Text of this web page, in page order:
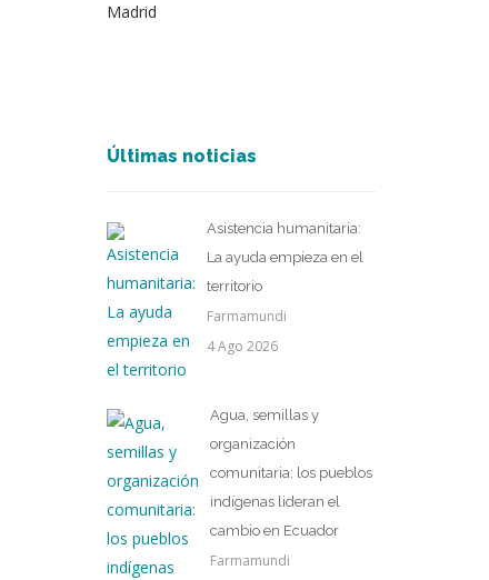
Madrid
Últimas noticias
Asistencia humanitaria:
La ayuda empieza en el
territorio
Farmamundi
4 Ago 2026
Agua, semillas y
organización
comunitaria: los pueblos
indígenas lideran el
cambio en Ecuador
Farmamundi